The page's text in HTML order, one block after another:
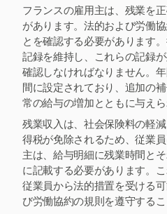
フランスの雇用主は、残業を
があります。法的および労働
とを確認する必要があります
記録を維持し、これらの記録
確認しなければなりません。
間に設定されており、追加の
常の給与の増加とともに与えら
残業収入は、社会保険料の軽
得税が免除されるため、従業
主は、給与明細に残業時間と
に記載する必要があります。
従業員から法的措置を受ける
び労働協約の規則を遵守するこ